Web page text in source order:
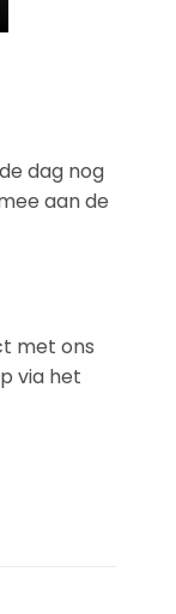
dag nog
aan de
met ons
via het